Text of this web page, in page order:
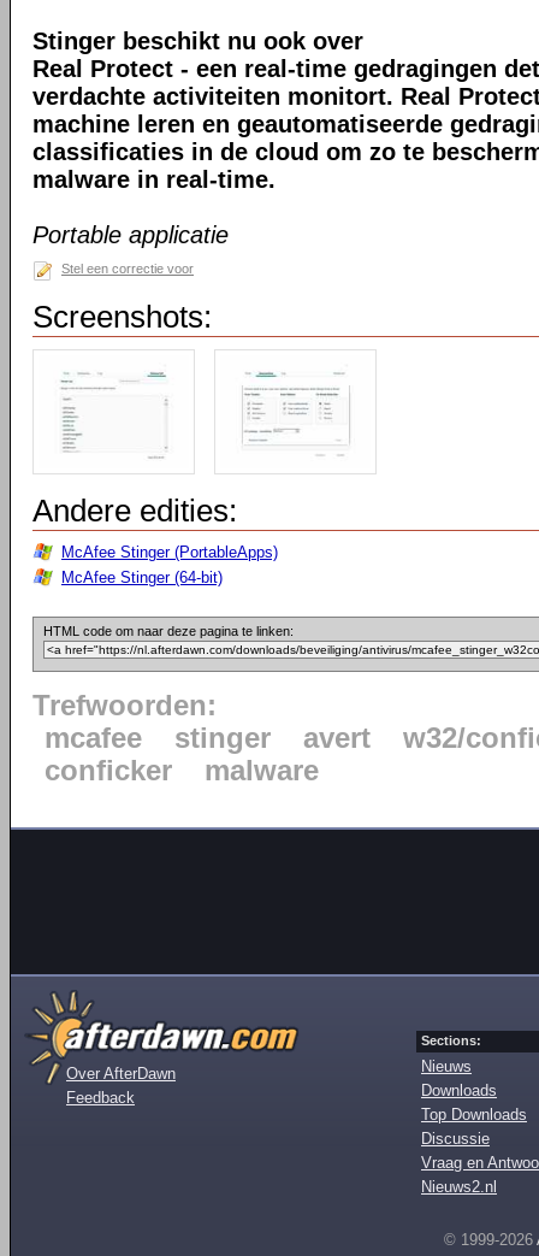
Stinger beschikt nu ook over
Real Protect - een real-time gedragingen
verdachte activiteiten monitort. Real
machine leren en geautomatiseerde
classificaties in de cloud om zo te
malware in real-time.
Portable applicatie
Stel een correctie voor
Screenshots:
Andere edities:
McAfee Stinger (PortableApps)
McAfee Stinger (64-bit)
HTML code om naar deze pagina te linken:
Trefwoorden:
mcafee
stinger avert
w32/
conficker
malware
Over AfterDawn
Feedback
Sections:
Nieuws
Downloads
Top Downloads
Discussie
Vraag en
Nieuws2.nl
© 1999-2026